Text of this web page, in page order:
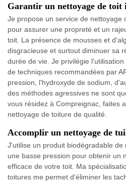
Garantir un nettoyage de toit
Je propose un service de nettoyage
pour assurer une propreté et un
toit. La présence de mousses et
disgracieuse et surtout diminuer sa
durée de vie. Je privilégie
de techniques recommandées par
pression, l'hydroxyde de sodium,
des méthodes agressives ne sont
vous résidez à Compreignac, faites
nettoyage de toiture de qualité.
Accomplir un nettoyage de
J'utilise un produit biodégradable
une basse pression pour obtenir un
efficace de votre toit. Ma
toitures me permet d'éliminer les